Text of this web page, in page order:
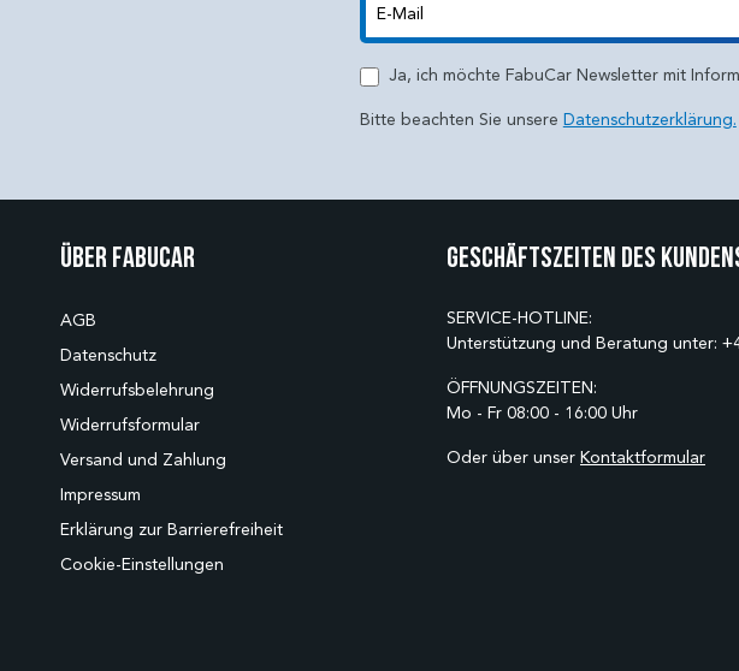
Ja, ich möchte FabuCar Newsletter mit
Bitte beachten Sie unsere Datenschutzerklärung.
Über Fabucar
AGB
Datenschutz
Widerrufsbelehrung
Widerrufsformular
Versand und Zahlung
Impressum
Erklärung zur Barrierefreiheit
Cookie-Einstellungen
Geschäftszeiten des
SERVICE-HOTLINE:
Unterstützung und Beratung unter:
ÖFFNUNGSZEITEN:
Mo - Fr 08:00 - 16:00 Uhr
Oder über unser Kontaktformular